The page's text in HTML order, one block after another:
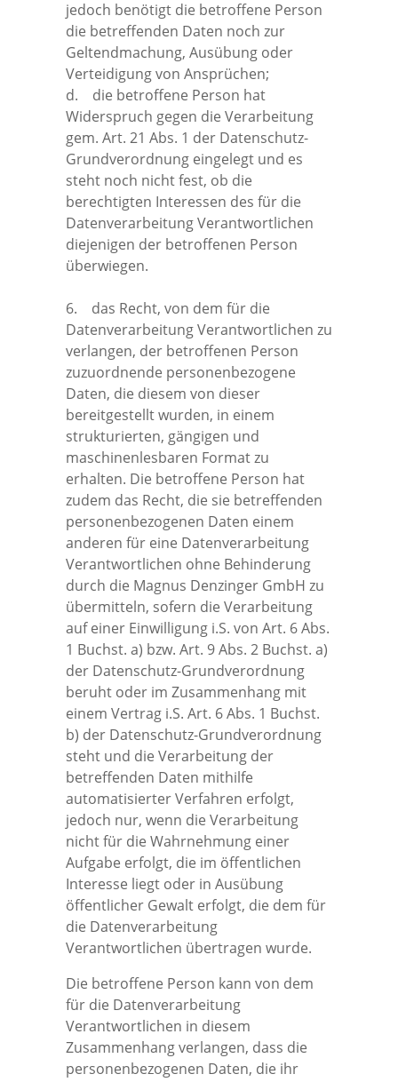
jedoch benötigt die betroffene Person
die betreffenden Daten noch zur
Geltendmachung, Ausübung oder
Verteidigung von Ansprüchen;
d. die betroffene Person hat
Widerspruch gegen die Verarbeitung
gem. Art. 21 Abs. 1 der Datenschutz-
Grundverordnung eingelegt und es
steht noch nicht fest, ob die
berechtigten Interessen des für die
Datenverarbeitung Verantwortlichen
diejenigen der betroffenen Person
überwiegen.
6. das Recht, von dem für die
Datenverarbeitung Verantwortlichen zu
verlangen, der betroffenen Person
zuzuordnende personenbezogene
Daten, die diesem von dieser
bereitgestellt wurden, in einem
strukturierten, gängigen und
maschinenlesbaren Format zu
erhalten. Die betroffene Person hat
zudem das Recht, die sie betreffenden
personenbezogenen Daten einem
anderen für eine Datenverarbeitung
Verantwortlichen ohne Behinderung
durch die Magnus Denzinger GmbH zu
übermitteln, sofern die Verarbeitung
auf einer Einwilligung i.S. von Art. 6 Abs.
1 Buchst. a) bzw. Art. 9 Abs. 2 Buchst. a)
der Datenschutz-Grundverordnung
beruht oder im Zusammenhang mit
einem Vertrag i.S. Art. 6 Abs. 1 Buchst.
b) der Datenschutz-Grundverordnung
steht und die Verarbeitung der
betreffenden Daten mithilfe
automatisierter Verfahren erfolgt,
jedoch nur, wenn die Verarbeitung
nicht für die Wahrnehmung einer
Aufgabe erfolgt, die im öffentlichen
Interesse liegt oder in Ausübung
öffentlicher Gewalt erfolgt, die dem für
die Datenverarbeitung
Verantwortlichen übertragen wurde.
Die betroffene Person kann von dem
für die Datenverarbeitung
Verantwortlichen in diesem
Zusammenhang verlangen, dass die
personenbezogenen Daten, die ihr